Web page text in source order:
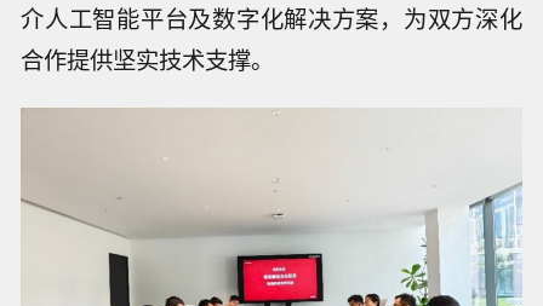
介人工智能平台及数字化解决方案，为双方深化
合作提供坚实技术支撑。